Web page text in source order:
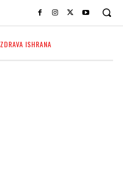
ZDRAVA ISHRANA